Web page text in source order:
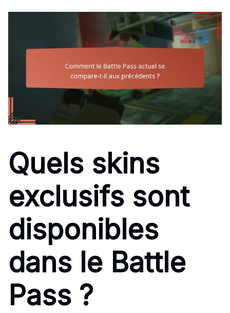
Quels skins
exclusifs sont
disponibles
dans le Battle
Pass ?